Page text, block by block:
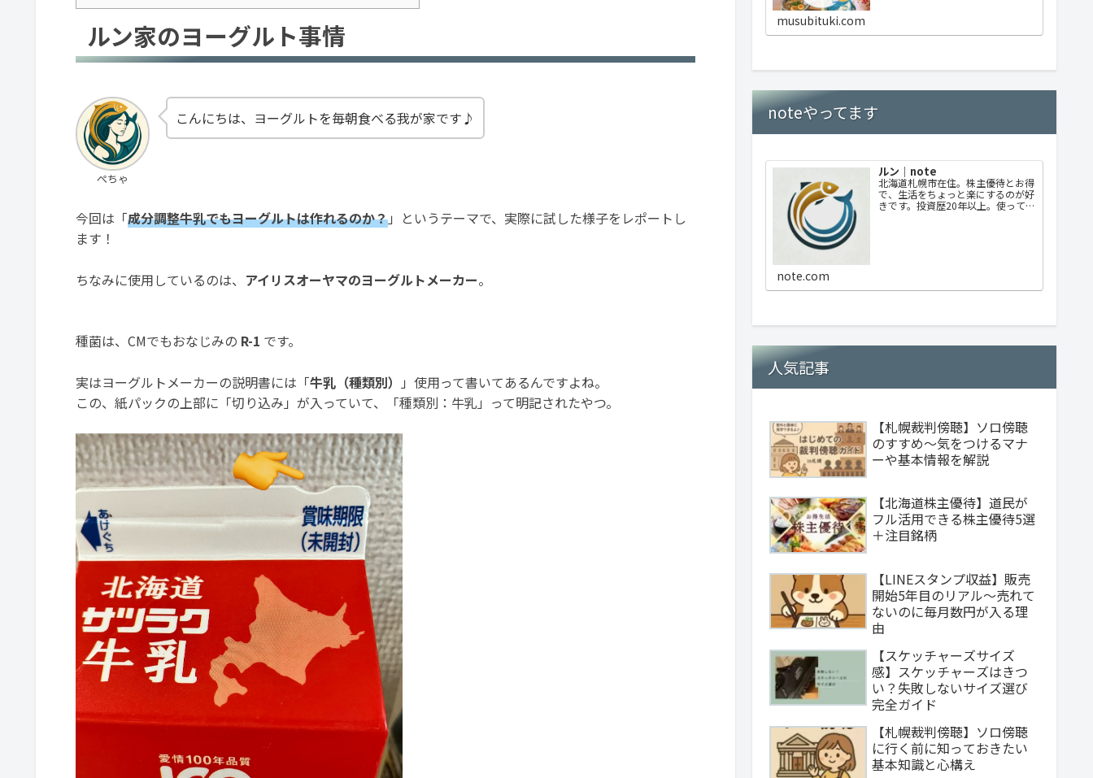
ルン家のヨーグルト事情
ぺちゃ
こんにちは、ヨーグルトを毎朝食べる我が家です♪
今回は「成分調整牛乳でもヨーグルトは作れるのか？」というテーマで、実際に試した様子をレポートし
ます！
ちなみに使用しているのは、 アイリスオーヤマのヨーグルトメーカー。
種菌は、CMでもおなじみの R-1 です。
実はヨーグルトメーカーの説明書には「牛乳（種類別）
」使用って書いてあるんですよね。
この、紙パックの上部に「切り込み」が入っていて、「種類別：牛乳」って明記されたやつ。
musubituki.com
noteやってます
ルン｜note
北海道札幌市在住。株主優待とお得
で、生活をちょっと楽にするのが好
きです。投資歴20年以上。使ってよ
note.com
人気記事
【札幌裁判傍聴】ソロ傍聴
のすすめ～気をつけるマナ
ーや基本情報を解説
【北海道株主優待】道民が
フル活用できる株主優待5選
＋注目銘柄
【LINEスタンプ収益】販売
開始5年目のリアル～売れて
ないのに毎月数円が入る理
由
【スケッチャーズサイズ
感】スケッチャーズはきつ
い？失敗しないサイズ選び
完全ガイド
【札幌裁判傍聴】ソロ傍聴
に行く前に知っておきたい
基本知識と心構え